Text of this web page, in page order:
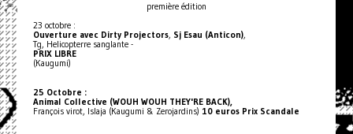
première édition
23 octobre :
Ouverture avec Dirty Projectors, Sj Esau (Anticon),
Tg, Helicopterre sanglante -
PRIX LIBRE
(Kaugumi)
25 Octobre :
Animal Collective (WOUH WOUH THEY'RE BACK),
François virot, Islaja (Kaugumi & Zerojardins) 10 euros Prix Scandale